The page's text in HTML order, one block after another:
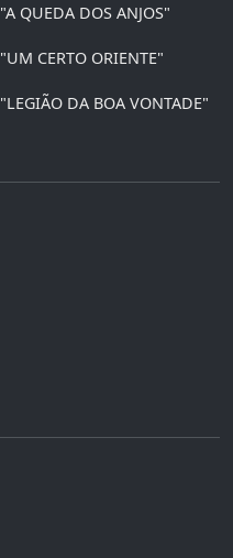
"A QUEDA DOS ANJOS"
"UM CERTO ORIENTE"
"LEGIÃO DA BOA VONTADE"